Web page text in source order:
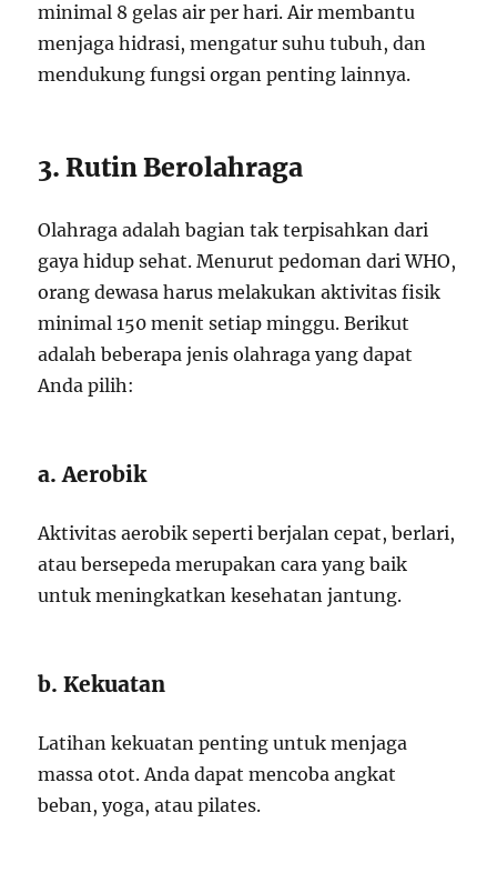
minimal 8 gelas air per hari. Air membantu
menjaga hidrasi, mengatur suhu tubuh, dan
mendukung fungsi organ penting lainnya.
3. Rutin Berolahraga
Olahraga adalah bagian tak terpisahkan dari
gaya hidup sehat. Menurut pedoman dari WHO,
orang dewasa harus melakukan aktivitas fisik
minimal 150 menit setiap minggu. Berikut
adalah beberapa jenis olahraga yang dapat
Anda pilih:
a. Aerobik
Aktivitas aerobik seperti berjalan cepat, berlari,
atau bersepeda merupakan cara yang baik
untuk meningkatkan kesehatan jantung.
b. Kekuatan
Latihan kekuatan penting untuk menjaga
massa otot. Anda dapat mencoba angkat
beban, yoga, atau pilates.